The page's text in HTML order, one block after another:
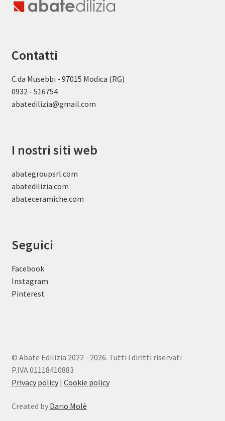
Contatti
C.da Musebbi - 97015 Modica (RG)
0932 - 516754
abatedilizia@gmail.com
I nostri siti web
abategroupsrl.com
abatedilizia.com
abateceramiche.com
Seguici
Facebook
Instagram
Pinterest
© Abate Edilizia 2022 - 2026. Tutti i diritti riservati
P.IVA 01118410883
Privacy policy| Cookie policy
Created by Dario Molè